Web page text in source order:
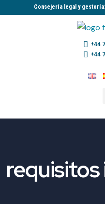
Consejería legal y
+44
+44